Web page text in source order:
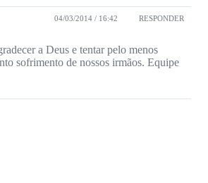
04/03/2014 / 16:42 RESPONDER
a Deus e tentar pelo menos
sofrimento de nossos irmãos. Equipe